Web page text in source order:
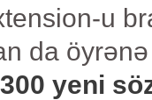
u
da
yeni